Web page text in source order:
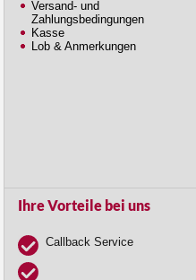
Versand- und
Zahlungsbedingungen
Kasse
Lob & Anmerkungen
Ihre Vorteile bei uns
Callback Service